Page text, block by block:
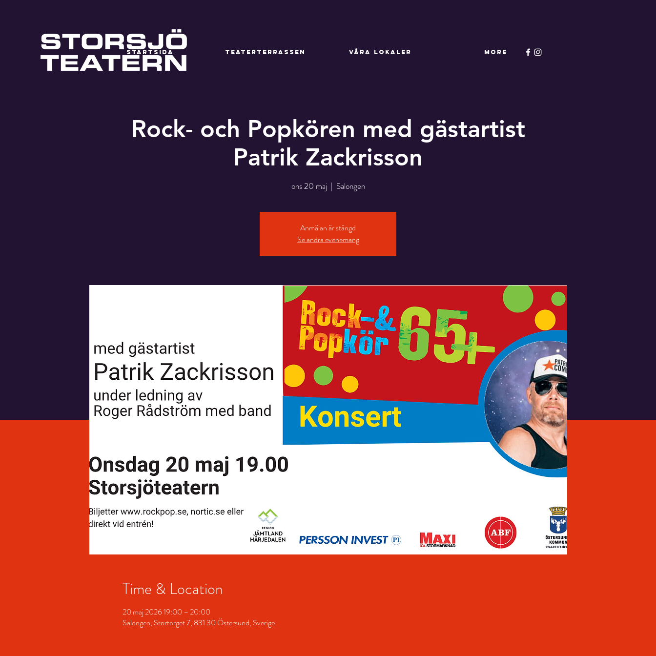
STARTSIDA TEATERTERRASSEN VÅRA LOKALER More
Rock- och Popkören med gästartist
Patrik Zackrisson
ons 20 maj
  |
Salongen
Anmälan är stängd
Se andra evenemang
Time & Location
20 maj 2026 19:00 – 20:00
Salongen, Stortorget 7, 831 30 Östersund, Sverige